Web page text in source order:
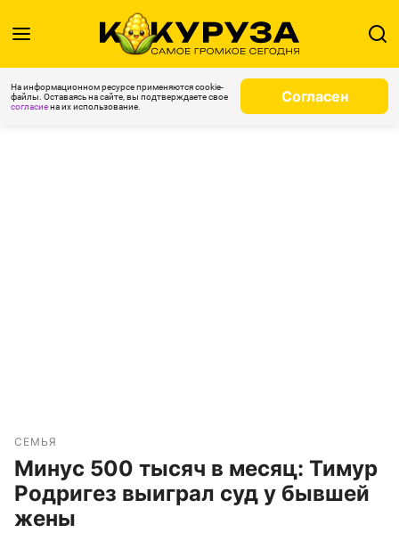
На информационном ресурсе применяются cookie-
файлы. Оставаясь на сайте, вы подтверждаете свое
согласиена их использование.
Согласен
СЕМЬЯ
Минус 500 тысяч в месяц: Тимур
Родригез выиграл суд у бывшей
жены